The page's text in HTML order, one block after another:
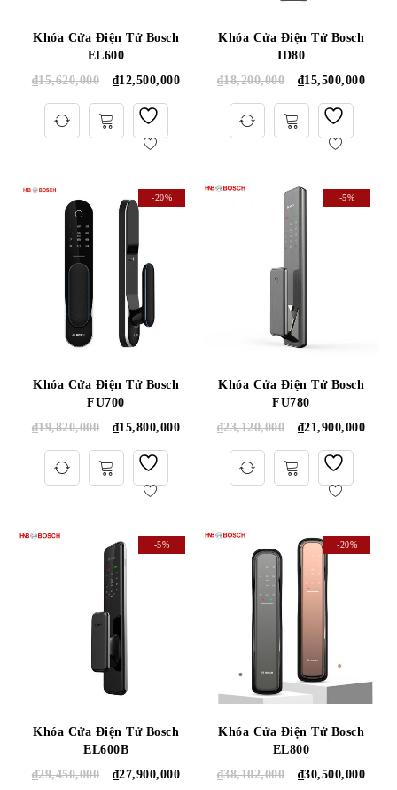
Khóa Cửa Điện Tử Bosch
EL600
₫15,620,000 ₫12,500,000
Khóa Cửa Điện Tử Bosch
ID80
₫18,200,000 ₫15,500,000
-20%
Khóa Cửa Điện Tử Bosch
FU700
₫19,820,000 ₫15,800,000
-5%
Khóa Cửa Điện Tử Bosch
FU780
₫23,120,000 ₫21,900,000
-5%
Khóa Cửa Điện Tử Bosch
EL600B
₫29,450,000 ₫27,900,000
-20%
Khóa Cửa Điện Tử Bosch
EL800
₫38,102,000 ₫30,500,000